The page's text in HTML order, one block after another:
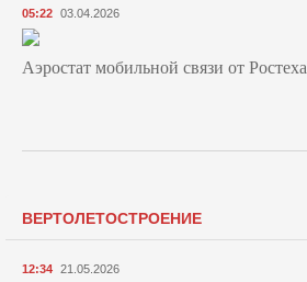
05:22 03.04.2026
Аэростат мобильной связи от Ростеха
ВЕРТОЛЕТОСТРОЕНИЕ
12:34 21.05.2026